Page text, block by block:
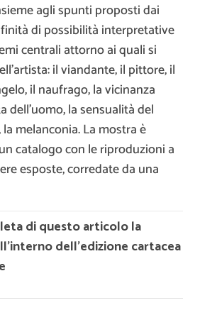
agli spunti proposti dai
di possibilità interpretative
centrali attorno ai quali si
il viandante, il pittore, il
il naufrago, la vicinanza
dell’uomo, la sensualità del
melanconia. La mostra è
catalogo con le riproduzioni a
esposte, corredate da una
di questo articolo la
dell’edizione cartacea